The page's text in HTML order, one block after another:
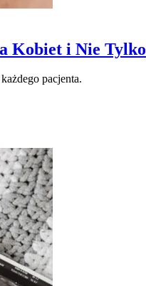
Kobiet i Nie Tylko
pacjenta.